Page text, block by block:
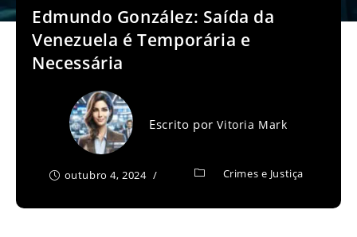
Edmundo González: Saída da
Venezuela é Temporária e
Necessária
Escrito porVitoria Mark
outubro 4, 2024 Crimes e Justiça